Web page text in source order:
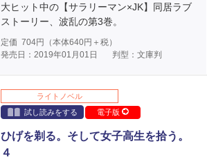
大ヒット中の【サラリーマン×JK】同居ラブ
ストーリー、波乱の第3巻。
定価 704円（本体640円＋税）
発売日：2019年01月01日
判型：文庫判
ライトノベル
試し読みをする
電子版
ひげを剃る。そして女子高生を拾う。
４